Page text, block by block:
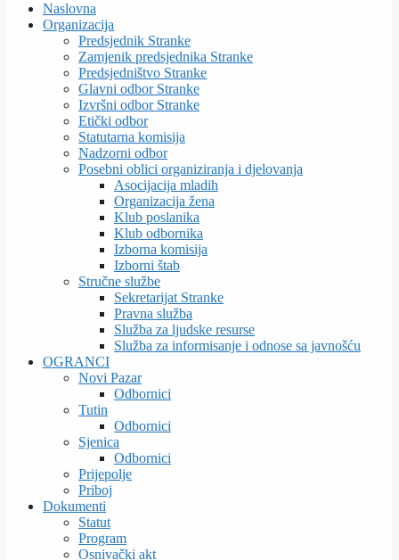
Naslovna
Organizacija
Predsjednik Stranke
Zamjenik predsjednika Stranke
Predsjedništvo Stranke
Glavni odbor Stranke
Izvršni odbor Stranke
Etički odbor
Statutarna komisija
Nadzorni odbor
Posebni oblici organiziranja i djelovanja
Asocijacija mladih
Organizacija žena
Klub poslanika
Klub odbornika
Izborna komisija
Izborni štab
Stručne službe
Sekretarijat Stranke
Pravna služba
Služba za ljudske resurse
Služba za informisanje i odnose sa javnošću
OGRANCI
Novi Pazar
Odbornici
Tutin
Odbornici
Sjenica
Odbornici
Prijepolje
Priboj
Dokumenti
Statut
Program
Osnivački akt